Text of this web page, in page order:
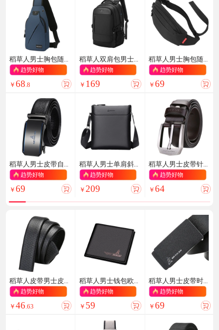
稻草人男士胸包随
身旅行休闲单肩斜
挎包手机腰包帆布
背包骑行学生通勤
趋势好物
￥68.8
稻草人男士皮带自
动扣真头层牛皮商
务腰带休闲裤带七
夕情人节礼物
趋势好物
￥69
稻草人双肩包男士
旅行背包16/17.3英
寸电脑学生书包防
泼水出差通勤男包
趋势好物
￥ 169
稻草人男士单肩斜
挎头层牛皮通勤挂
包商务时尚出差轻
便大容量生日礼物
趋势好物
￥ 209
稻草人男士胸包随
身旅行休闲单肩斜
挎包手机腰包帆布
背包骑行时尚通勤
趋势好物
￥69
稻草人男士皮带针
扣式真牛皮商务腰
带休闲潮流裤带七
夕情人节礼物
趋势好物
￥64
稻草人皮带男士皮
带条头层牛皮自动
扣带身青年腰带无
头裤带生日礼物
趋势好物
￥46.63
稻草人男士钱包欧
美时尚票夹头层牛
皮短款钱包钱夹生
日礼物送男生爸爸
趋势好物
￥ 59
稻草人男士皮带时
尚商务腰带牛皮裤
带板扣皮带生日礼
物送男生爸爸
趋势好物
￥69